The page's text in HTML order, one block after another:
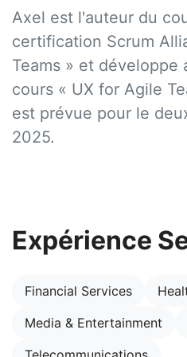
Axel est l'auteur du
certification Scrum
Teams » et développe
cours « UX for Agile
est prévue pour le
2025.
Expérience
Financial Services
Media & Entertainment